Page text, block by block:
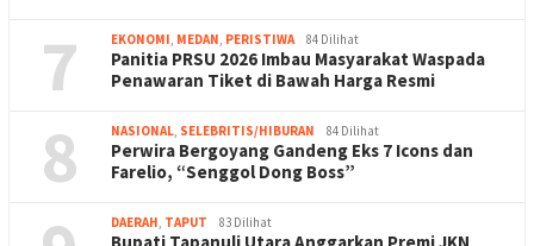
7 EKONOMI, MEDAN, PERISTIWA 84 Dilihat
Panitia PRSU 2026 Imbau Masyarakat Waspada
Penawaran Tiket di Bawah Harga Resmi
8 NASIONAL, SELEBRITIS/HIBURAN 84 Dilihat
Perwira Bergoyang Gandeng Eks 7 Icons dan
Farelio, “Senggol Dong Boss”
DAERAH, TAPUT 83 Dilihat